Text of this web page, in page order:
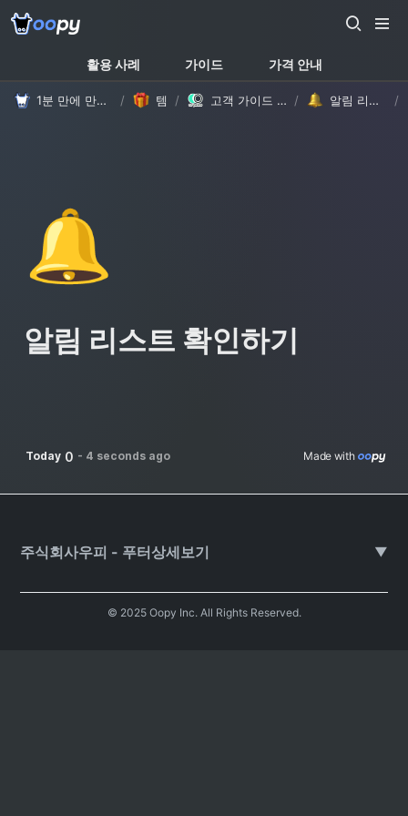
활용 사례 가이드 가격 안내
1분 만에 만드는 노션 웹사이트, 우피! / 템플릿/ 고객 가이드 템플릿 (with Oopy) / 알림 리스트 확인하기 /
🔔
알림 리스트 확인하기
Today 0 - 4 seconds ago Made with
주식회사우피 - 푸터상세보기 ▼
© 2025 Oopy Inc. All Rights Reserved.